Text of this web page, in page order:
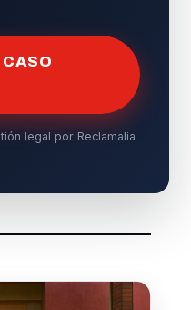
legal por Reclamalia